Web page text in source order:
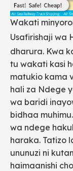
Wakati
Usafirishaji wa
dharura. Kwa
tu wakati kasi
matukio kama
hali za Ndege
wa baridi
bidhaa
wa ndege
haraka. Tatizo
ununuzi ni
haimaanishi